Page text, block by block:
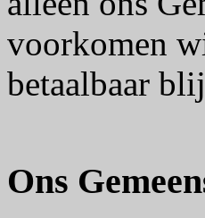
voorkomen
betaalbaar
Ons